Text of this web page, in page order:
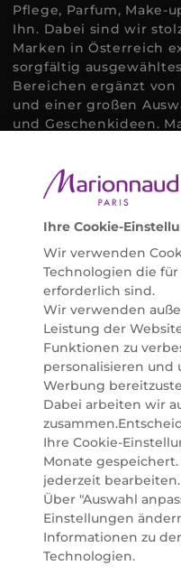
Pflege, Parfum, Make-
Ihn. Dabei sind wir
Marken in Österreich
sorgfältig
Bereichen ergänzt
und einer großen
und Geschenkideen.
Bedürfnissen
helfen zu können.
Online Beauty
einfach alles für Ihre
Hause oder in Ihre
BERATUNG &
Marionnaud wurde im
und ist seit 2001 in
Parfümerien und
Marktführer im
Österreich. Seit 2023
Deutschland. Durch
attraktive Angebote
Marionnaud alles, was
lässt. Wir glauben fest
Arten geschaffen
und pflegenden
bis zur positiven
Rohstoffen. Darum
Wegen, um Ihnen das
Ihre Cookie-
Wir verwenden
Technologien die
erforderlich sind.
Wir verwenden
Leistung der
Funktionen zu
personalisieren und
Werbung
Dabei arbeiten wir
Ihre Cookie-
Monate
jederzeit bearbeiten.
Über "Auswahl
Einstellungen
Informationen zu
Technologien.